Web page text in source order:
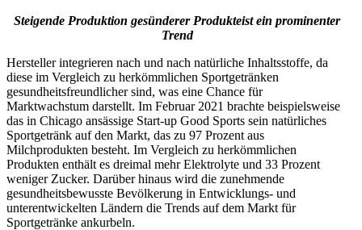
Steigende Produktion gesünderer Produkteist ein prominenter
Trend
Hersteller integrieren nach und nach natürliche Inhaltsstoffe, da
diese im Vergleich zu herkömmlichen Sportgetränken
gesundheitsfreundlicher sind, was eine Chance für
Marktwachstum darstellt. Im Februar 2021 brachte beispielsweise
das in Chicago ansässige Start-up Good Sports sein natürliches
Sportgetränk auf den Markt, das zu 97 Prozent aus
Milchprodukten besteht. Im Vergleich zu herkömmlichen
Produkten enthält es dreimal mehr Elektrolyte und 33 Prozent
weniger Zucker. Darüber hinaus wird die zunehmende
gesundheitsbewusste Bevölkerung in Entwicklungs- und
unterentwickelten Ländern die Trends auf dem Markt für
Sportgetränke ankurbeln.